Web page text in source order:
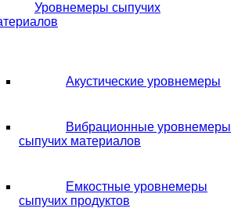
Уровнемеры сыпучих
Акустические уровнемеры
Вибрационные уровнемеры
сыпучих материалов
Емкостные уровнемеры
сыпучих продуктов